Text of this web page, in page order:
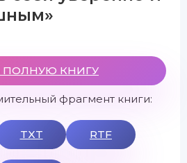
ПОЛНУЮ КНИГУ
фрагмент книги:
TXT RTF